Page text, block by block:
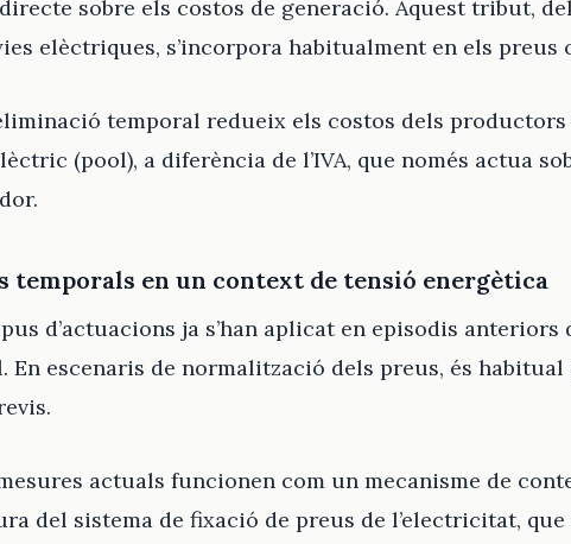
sobre els costos de generació. Aquest tribut,
elèctriques, s’incorpora habitualment en els
temporal redueix els costos dels
(pool), a diferència de l’IVA, que només actua
temporals en un context de tensió energètica
d’actuacions ja s’han aplicat en episodis
En escenaris de normalització dels preus, és
actuals funcionen com un mecanisme de
del sistema de fixació de preus de l’electricitat,